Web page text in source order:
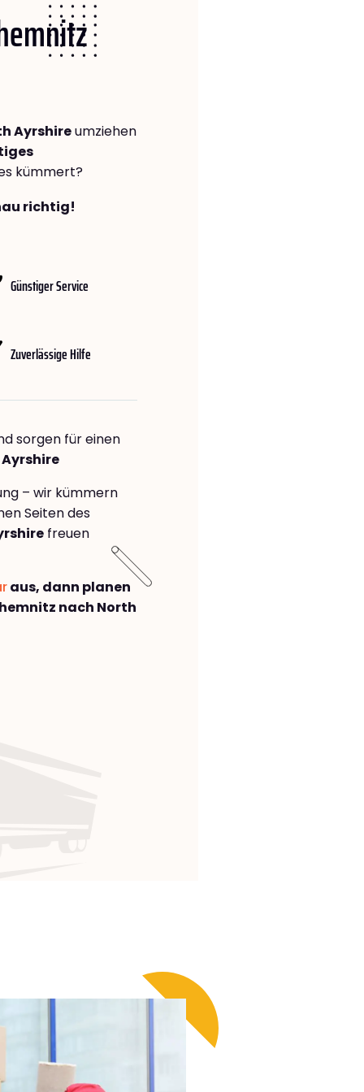
Ayrshireumziehen
kümmert?
richtig!
Günstiger Service
Zuverlässige Hilfe
sorgen für einen
– wir kümmern
Seiten des
freuen
aus, dann planen
nach North